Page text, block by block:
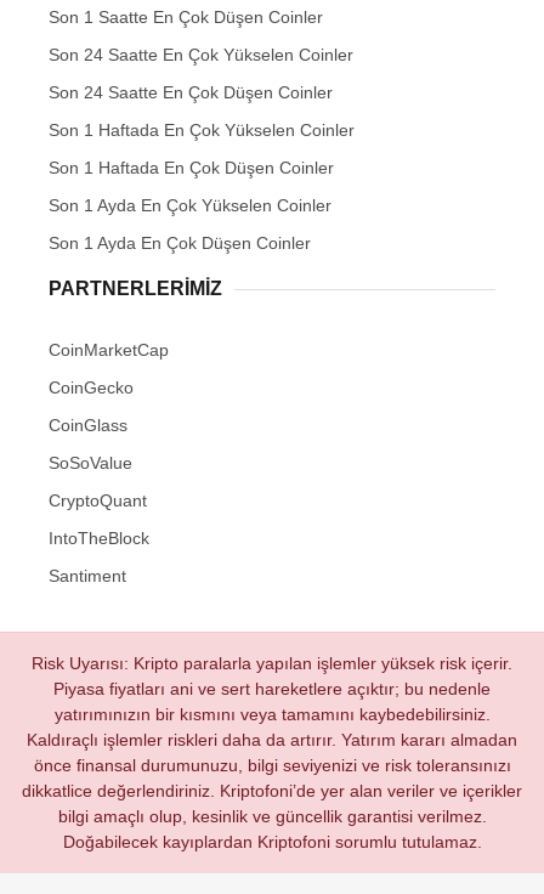
Son 1 Saatte En Çok Düşen Coinler
Son 24 Saatte En Çok Yükselen Coinler
Son 24 Saatte En Çok Düşen Coinler
Son 1 Haftada En Çok Yükselen Coinler
Son 1 Haftada En Çok Düşen Coinler
Son 1 Ayda En Çok Yükselen Coinler
Son 1 Ayda En Çok Düşen Coinler
PARTNERLERIMIZ
CoinMarketCap
CoinGecko
CoinGlass
SoSoValue
CryptoQuant
IntoTheBlock
Santiment
Risk Uyarısı: Kripto paralarla yapılan işlemler yüksek risk içerir.
Piyasa fiyatları ani ve sert hareketlere açıktır; bu nedenle
yatırımınızın bir kısmını veya tamamını kaybedebilirsiniz.
Kaldıraçlı işlemler riskleri daha da artırır. Yatırım kararı almadan
önce finansal durumunuzu, bilgi seviyenizi ve risk toleransınızı
dikkatlice değerlendiriniz. Kriptofoni’de yer alan veriler ve içerikler
bilgi amaçlı olup, kesinlik ve güncellik garantisi verilmez.
Doğabilecek kayıplardan Kriptofoni sorumlu tutulamaz.